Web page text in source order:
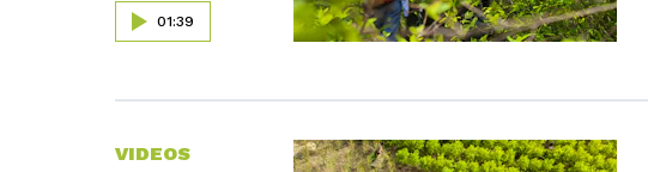
01:39
VIDEOS